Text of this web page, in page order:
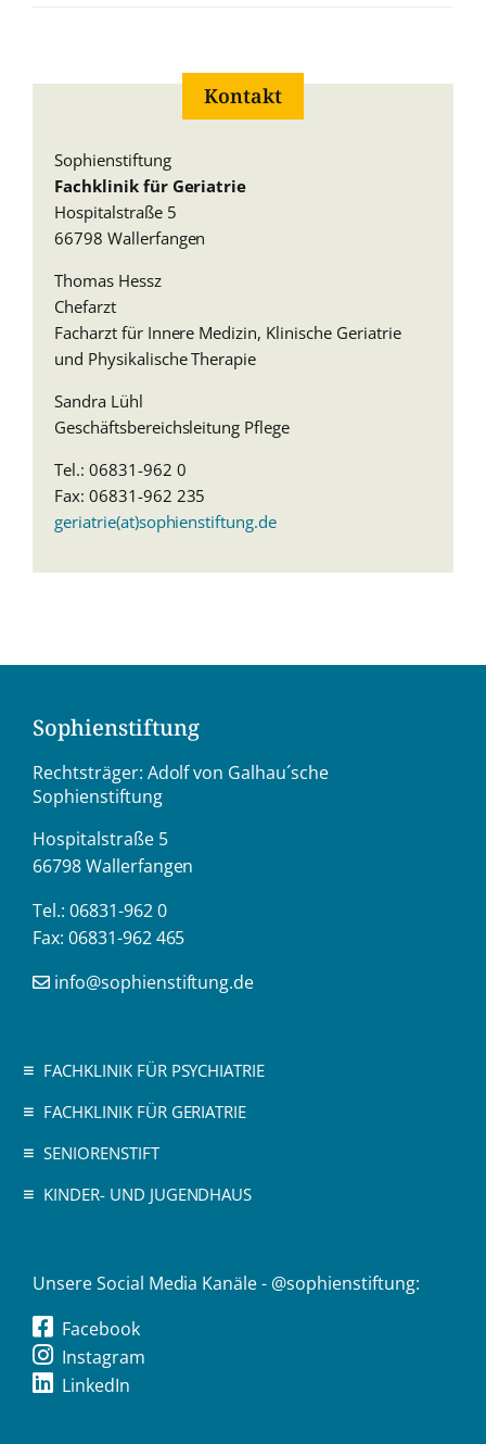
Kontakt
Sophienstiftung
Fachklinik für Geriatrie
Hospitalstraße 5
66798 Wallerfangen
Thomas Hessz
Chefarzt
Facharzt für Innere Medizin, Klinische Geriatrie
und Physikalische Therapie
Sandra Lühl
Geschäftsbereichsleitung Pflege
Tel.: 06831-962 0
Fax: 06831-962 235
geriatrie(at)sophienstiftung.de
Sophienstiftung
Rechtsträger: Adolf von Galhau´sche
Sophienstiftung
Hospitalstraße 5
66798 Wallerfangen
Tel.: 06831-962 0
Fax: 06831-962 465
info@sophienstiftung.de
FACHKLINIK FÜR PSYCHIATRIE
FACHKLINIK FÜR GERIATRIE
SENIORENSTIFT
KINDER- UND JUGENDHAUS
Unsere Social Media Kanäle - @sophienstiftung:
Facebook
Instagram
LinkedIn